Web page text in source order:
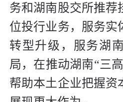
务和湖南股交所推荐
位投行业务，服务实
转型升级，服务湖
局，在推动湖南“三
帮助本土企业把握资